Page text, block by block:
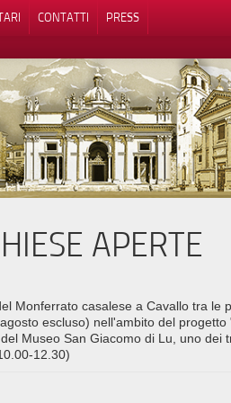
CONTATTI
PRESS
APERTE
Monferrato casalese a Cavallo tra le
escluso) nell'ambito del progetto
Museo San Giacomo di Lu, uno dei
12.30)
privacy